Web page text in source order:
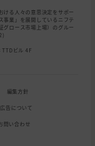
ける人々の意思決定をサポー
事業」を展開しているニフテ
グロース市場上場）のグルー
ビル 4F
編集方針
告について
問い合わせ